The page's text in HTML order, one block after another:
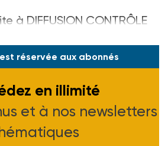
à DIFFUSION CONTRÔLE
réservée aux abonnés
en illimité
et à nos newsletters